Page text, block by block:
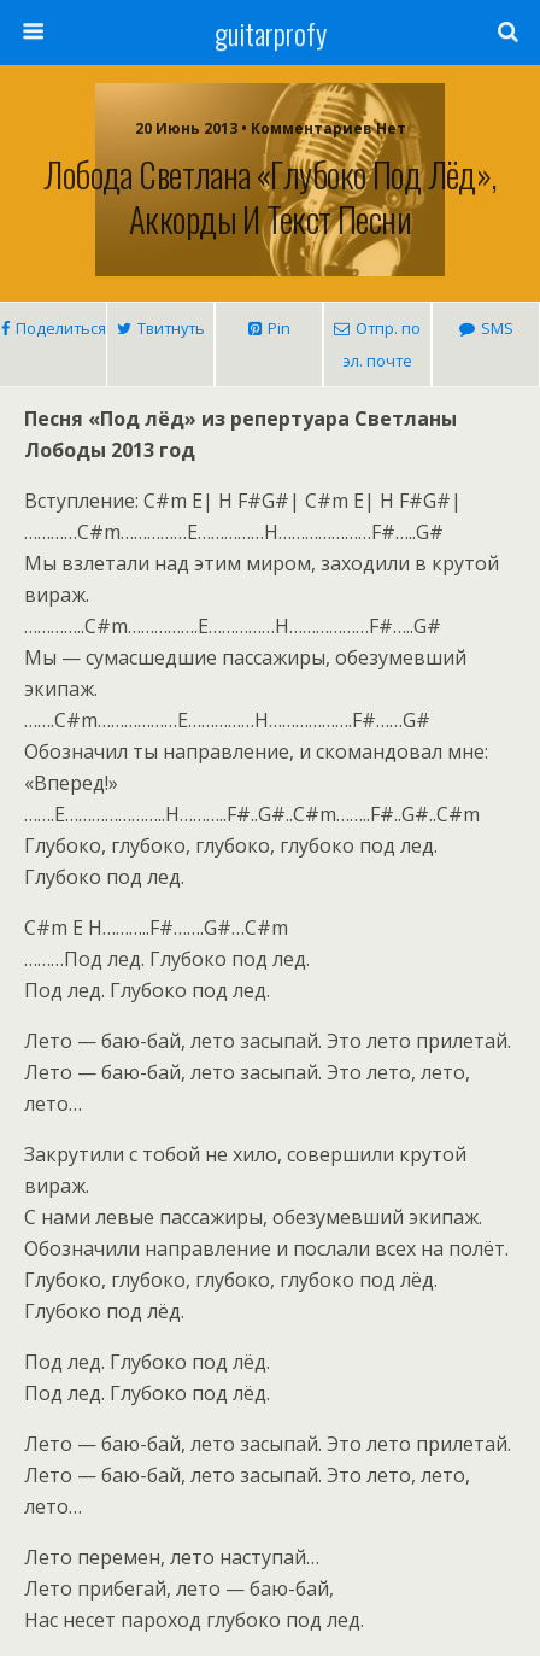
guitarprofy
20 Июнь 2013 • Комментариев Нет
Лобода Светлана «Глубоко Под Лёд»,
Аккорды И Текст Песни
Поделиться Твитнуть Pin
Отпр. по
эл. почте
SMS
Песня «Под лёд» из репертуара Светланы
Лободы 2013 год
Вступление: C#m E| H F#G#| C#m E| H F#G#|
…………C#m……………E……………H…………………F#…..G#
Мы взлетали над этим миром, заходили в крутой
вираж.
…………..C#m…………….E……………H………………F#…..G#
Мы — сумасшедшие пассажиры, обезумевший
экипаж.
…….C#m………………E……………H……………….F#……G#
Обозначил ты направление, и скомандовал мне:
«Вперед!»
…….E…………………..H………..F#..G#..C#m……..F#..G#..C#m
Глубоко, глубоко, глубоко, глубоко под лед.
Глубоко под лед.
C#m E H………..F#…….G#…C#m
………Под лед. Глубоко под лед.
Под лед. Глубоко под лед.
Лето — баю-бай, лето засыпай. Это лето прилетай.
Лето — баю-бай, лето засыпай. Это лето, лето,
лето…
Закрутили с тобой не хило, совершили крутой
вираж.
С нами левые пассажиры, обезумевший экипаж.
Обозначили направление и послали всех на полёт.
Глубоко, глубоко, глубоко, глубоко под лёд.
Глубоко под лёд.
Под лед. Глубоко под лёд.
Под лед. Глубоко под лёд.
Лето — баю-бай, лето засыпай. Это лето прилетай.
Лето — баю-бай, лето засыпай. Это лето, лето,
лето…
Лето перемен, лето наступай…
Лето прибегай, лето — баю-бай,
Нас несет пароход глубоко под лед.